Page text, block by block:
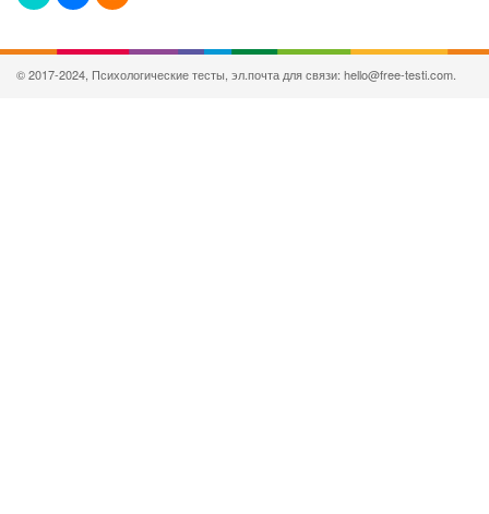
© 2017-2024, Психологические тесты, эл.почта для связи: hello@free-testi.com.